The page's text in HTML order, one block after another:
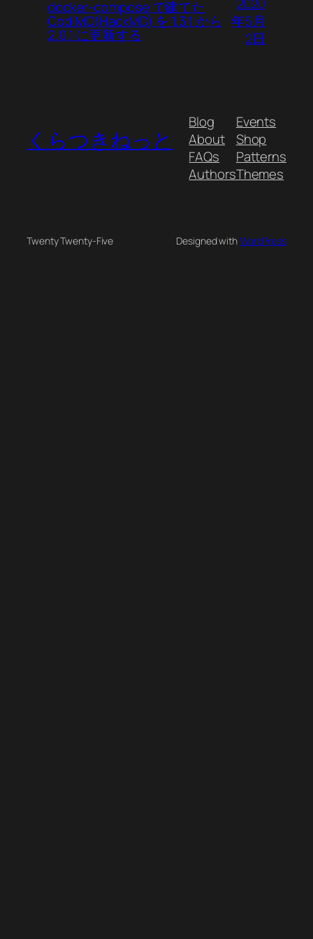
docker-compose で建てた
CodiMD(HackMD) を 1.3.1 から
2.0.1 に更新する
年5月
2日
くらつきねっと
Blog
About
FAQs
Authors
Events
Shop
Patterns
Themes
Twenty Twenty-Five Designed withWordPress